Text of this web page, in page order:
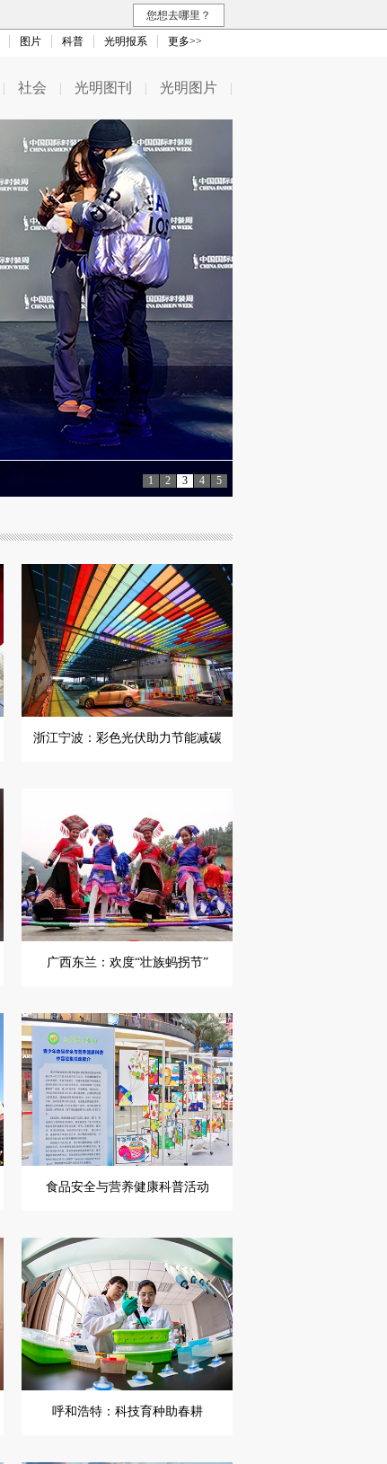
您想去哪里？
图片 科普 光明报系 更多>>
| 社会 | 光明图刊 | 光明图片 |
1 2 3 4 5
浙江宁波：彩色光伏助力节能减碳
广西东兰：欢度“壮族蚂拐节”
食品安全与营养健康科普活动
呼和浩特：科技育种助春耕